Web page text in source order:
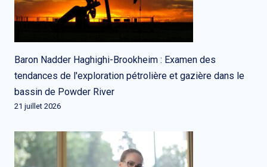
Baron Nadder Haghighi-Brookheim : Examen des
tendances de l'exploration pétrolière et gazière dans le
bassin de Powder River
21 juillet 2026